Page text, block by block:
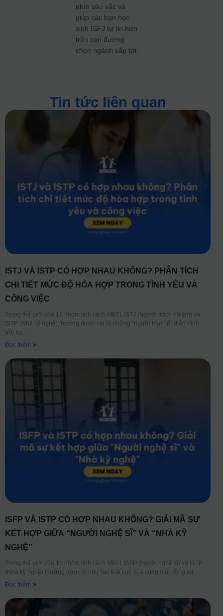
nhìn sâu sắc và
giúp các bạn học
sinh ISFJ tự tin hơn
trên con đường
chọn ngành sắp tới.
Tin tức liên quan
ISTJ VÀ ISTP CÓ HỢP NHAU KHÔNG? PHÂN TÍCH
CHI TIẾT MỨC ĐỘ HÒA HỢP TRONG TÌNH YÊU VÀ
CÔNG VIỆC
Trong thế giới của 16 nhóm tính cách MBTI, ISTJ (Người trách nhiệm) và
ISTP (Nhà kỹ nghệ) thường được coi là những “người thực tế” điển hình.
Với ba
Đọc thêm ➤
ISFP VÀ ISTP CÓ HỢP NHAU KHÔNG? GIẢI MÃ SỰ
KẾT HỢP GIỮA “NGƯỜI NGHỆ SĨ” VÀ “NHÀ KỸ
NGHỆ”
Trong thế giới của 16 nhóm tính cách MBTI, ISFP (người nghệ sĩ) và ISTP
(Nhà kỹ nghệ) thường được ví như hai thái cực của cùng một đồng xu.
Đọc thêm ➤